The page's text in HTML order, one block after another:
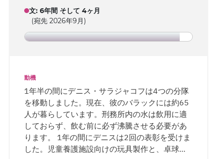
文: 6年間 そして 4ヶ月
(宛先 2026年9月)
動機
1年半の間にデニス・サラジャコフは4つの分隊
を移動しました。現在、彼のバラックには約65
人が暮らしています。刑務所内の水は飲用に適
しておらず、飲む前に必ず沸騰させる必要があ
ります。 1年の間にデニスは2回の表彰を受けま
した。児童養護施設向けの玩具製作と、卓球大